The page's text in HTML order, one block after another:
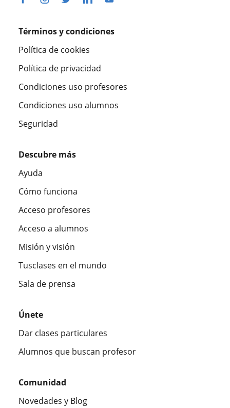
Términos y condiciones
Política de cookies
Política de privacidad
Condiciones uso profesores
Condiciones uso alumnos
Seguridad
Descubre más
Ayuda
Cómo funciona
Acceso profesores
Acceso a alumnos
Misión y visión
Tusclases en el mundo
Sala de prensa
Únete
Dar clases particulares
Alumnos que buscan profesor
Comunidad
Novedades y Blog